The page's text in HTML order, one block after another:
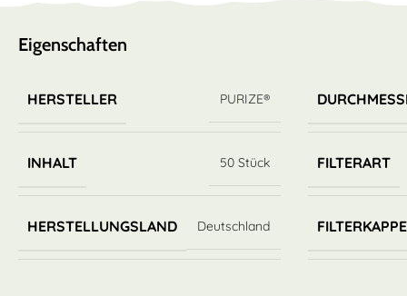
Eigenschaften
HERSTELLER PURIZE®
INHALT 50 Stück FILTERART
HERSTELLUNGSLAND Deutschland FILTERKAPPE